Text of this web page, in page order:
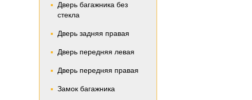
Дверь багажника без
стекла
Дверь задняя правая
Дверь передняя левая
Дверь передняя правая
Замок багажника